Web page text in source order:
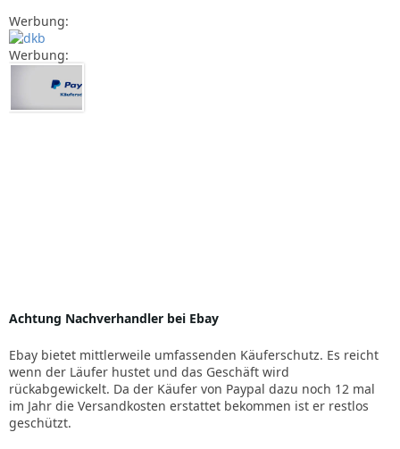
Werbung:
Werbung:
Achtung Nachverhandler bei Ebay
Ebay bietet mittlerweile umfassenden Käuferschutz. Es reicht
wenn der Läufer hustet und das Geschäft wird
rückabgewickelt. Da der Käufer von Paypal dazu noch 12 mal
im Jahr die Versandkosten erstattet bekommen ist er restlos
geschützt.